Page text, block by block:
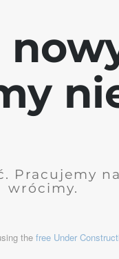
Pracujemy
wrócimy.
the free Under